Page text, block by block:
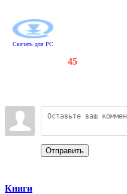
Скачать для PC
45
Отправить
Книги